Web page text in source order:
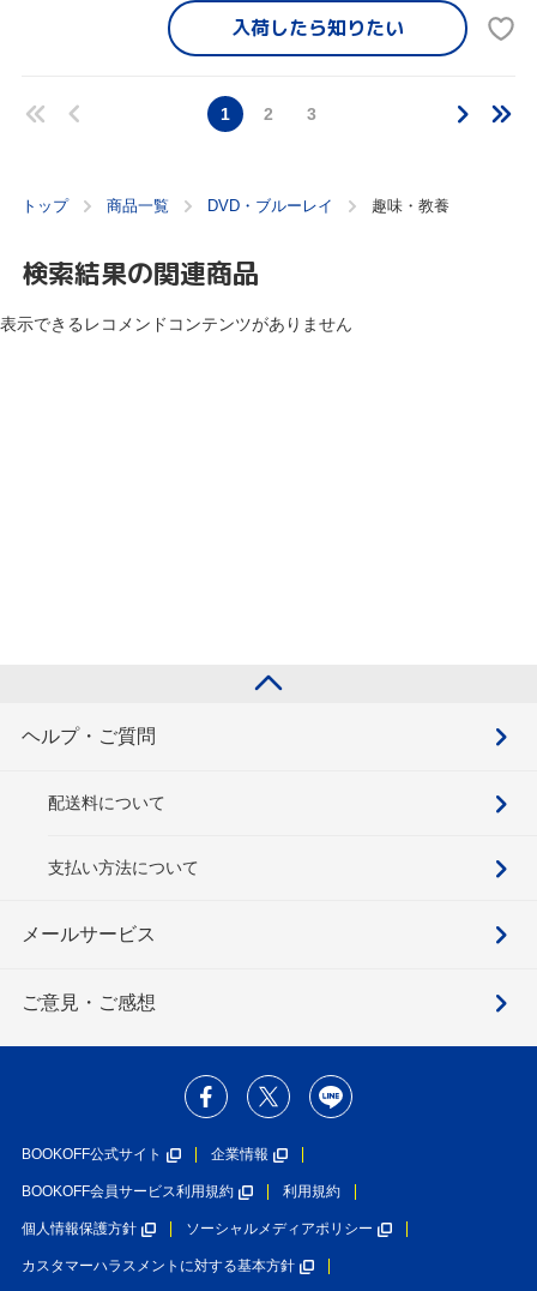
入荷したら知りたい
1 2 3
トップ 商品一覧 DVD・ブルーレイ 趣味・教養
検索結果の関連商品
表示できるレコメンドコンテンツがありません
ヘルプ・ご質問
配送料について
支払い方法について
メールサービス
ご意見・ご感想
BOOKOFF公式サイト 企業情報
BOOKOFF会員サービス利用規約 利用規約
個人情報保護方針 ソーシャルメディアポリシー
カスタマーハラスメントに対する基本方針